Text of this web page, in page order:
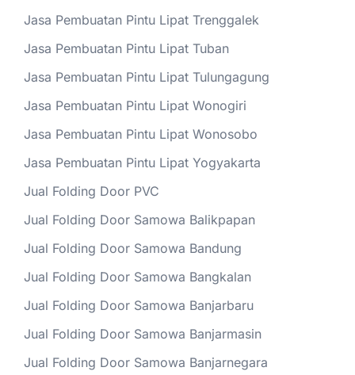
Jasa Pembuatan Pintu Lipat Trenggalek
Jasa Pembuatan Pintu Lipat Tuban
Jasa Pembuatan Pintu Lipat Tulungagung
Jasa Pembuatan Pintu Lipat Wonogiri
Jasa Pembuatan Pintu Lipat Wonosobo
Jasa Pembuatan Pintu Lipat Yogyakarta
Jual Folding Door PVC
Jual Folding Door Samowa Balikpapan
Jual Folding Door Samowa Bandung
Jual Folding Door Samowa Bangkalan
Jual Folding Door Samowa Banjarbaru
Jual Folding Door Samowa Banjarmasin
Jual Folding Door Samowa Banjarnegara